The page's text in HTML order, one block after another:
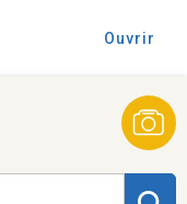
Ouvrir